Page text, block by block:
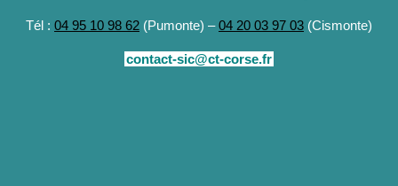
Tél : 04 95 10 98 62 (Pumonte) –04 20 03 97 03 (Cismonte)
contact-sic@ct-corse.fr